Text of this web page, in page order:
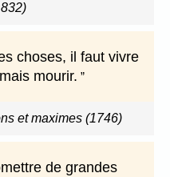
choses, il faut vivre
mourir.
et maximes (1746)
de grandes